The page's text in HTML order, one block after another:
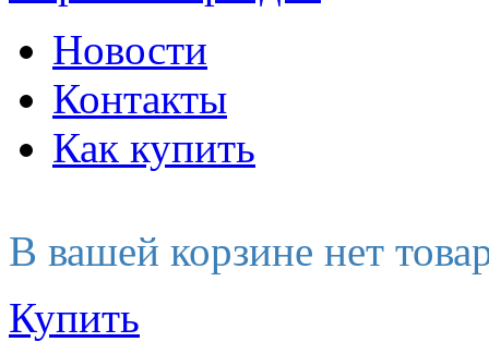
Новости
Контакты
Как купить
В вашей корзине нет
Купить